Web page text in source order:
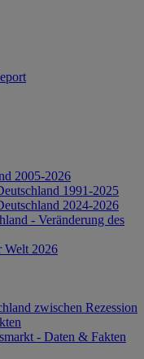
2005-2026
1991-2025
2024-2026
- Veränderung des
Welt 2026
zwischen Rezession
- Daten & Fakten